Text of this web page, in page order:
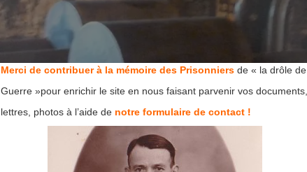
Merci de contribuer à la mémoire des Prisonniers de « la drôle de
Guerre »pour enrichir le site en nous faisant parvenir vos documents,
lettres, photos à l’aide de notre formulaire de contact !